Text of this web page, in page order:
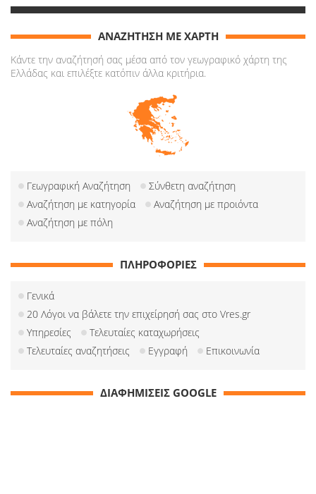
ΑΝΑΖΗΤΗΣΗ ΜΕ ΧΑΡΤΗ
Κάντε την αναζήτησή σας μέσα από τον γεωγραφικό χάρτη της
Ελλάδας και επιλέξτε κατόπιν άλλα κριτήρια.
Γεωγραφική Αναζήτηση
Σύνθετη αναζήτηση
Αναζήτηση με κατηγορία
Αναζήτηση με προιόντα
Αναζήτηση με πόλη
ΠΛΗΡΟΦΟΡΙΕΣ
Γενικά
20 Λόγοι να βάλετε την επιχείρησή σας στο Vres.gr
Υπηρεσίες
Τελευταίες καταχωρήσεις
Τελευταίες αναζητήσεις
Εγγραφή Επικοινωνία
ΔΙΑΦΗΜΙΣΕΙΣ GOOGLE